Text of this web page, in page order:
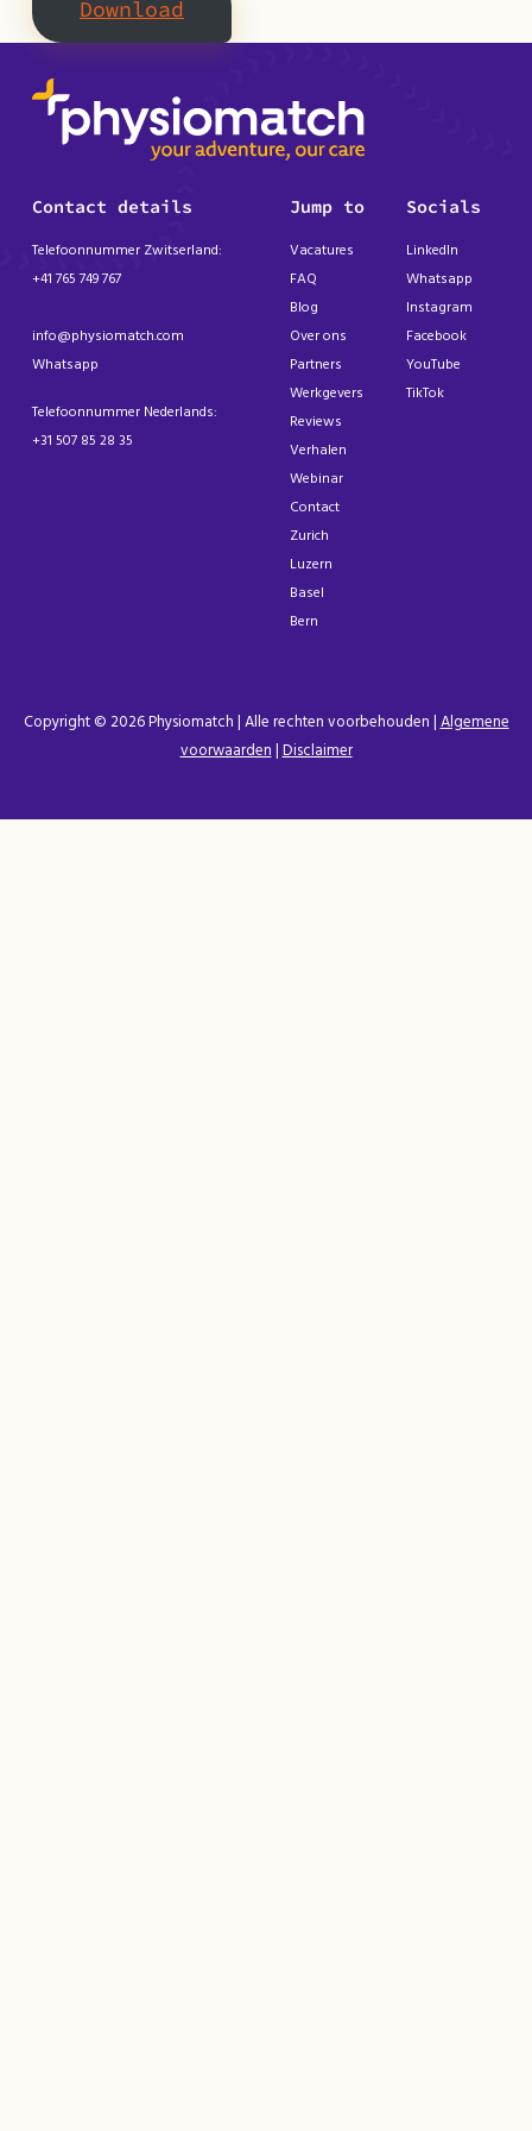
Download
Contact details
Telefoonnummer Zwitserland:
+41 765 749 767
info@physiomatch.com
Whatsapp
Telefoonnummer Nederlands:
+31 507 85 28 35
Jump to
Vacatures
FAQ
Blog
Over ons
Partners
Werkgevers
Reviews
Verhalen
Webinar
Contact
Zurich
Luzern
Basel
Bern
Socials
LinkedIn
Whatsapp
Instagram
Facebook
YouTube
TikTok
Copyright © 2026 Physiomatch | Alle rechten voorbehouden | Algemene
voorwaarden | Disclaimer